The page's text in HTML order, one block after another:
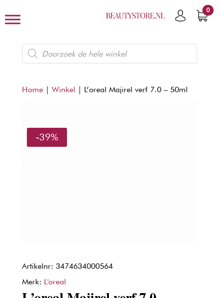
0
Producten
zoeken
Home| Winkel | L’oreal Majirel verf 7.0 – 50ml
-39%
Artikelnr: 3474634000564
Merk: L'oreal